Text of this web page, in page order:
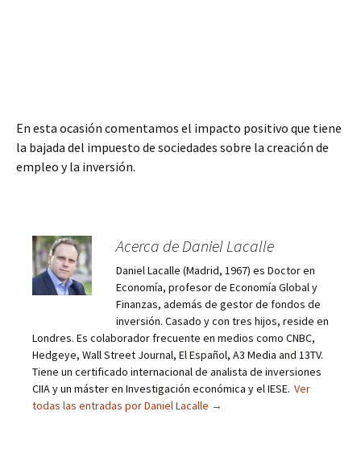
En esta ocasión comentamos el impacto positivo que tiene
la bajada del impuesto de sociedades sobre la creación de
empleo y la inversión.
Acerca de Daniel Lacalle
Daniel Lacalle (Madrid, 1967) es Doctor en
Economía, profesor de Economía Global y
Finanzas, además de gestor de fondos de
inversión. Casado y con tres hijos, reside en
Londres. Es colaborador frecuente en medios como CNBC,
Hedgeye, Wall Street Journal, El Español, A3 Media and 13TV.
Tiene un certificado internacional de analista de inversiones
CIIA y un máster en Investigación económica y el IESE. Ver
todas las entradas por Daniel Lacalle →